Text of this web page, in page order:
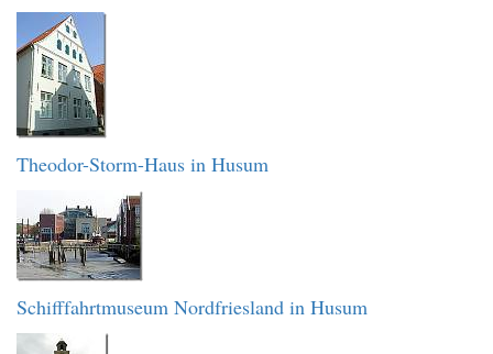
Theodor-Storm-Haus in Husum
Schifffahrtmuseum Nordfriesland in Husum